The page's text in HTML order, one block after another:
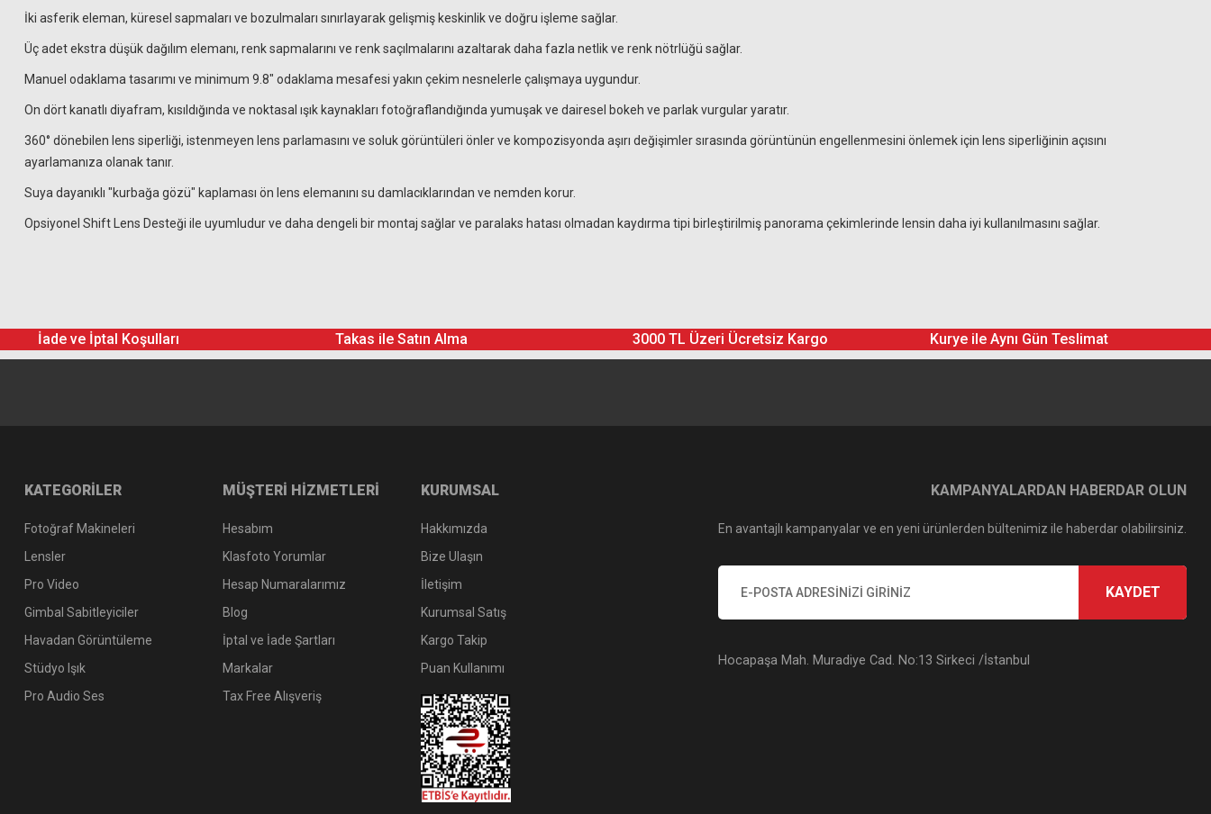
İki asferik eleman, küresel sapmaları ve bozulmaları sınırlayarak gelişmiş keskinlik ve doğru işleme sağlar.
Üç adet ekstra düşük dağılım elemanı, renk sapmalarını ve renk saçılmalarını azaltarak daha fazla netlik ve renk nötrlüğü sağlar.
Manuel odaklama tasarımı ve minimum 9.8" odaklama mesafesi yakın çekim nesnelerle çalışmaya uygundur.
On dört kanatlı diyafram, kısıldığında ve noktasal ışık kaynakları fotoğraflandığında yumuşak ve dairesel bokeh ve parlak vurgular yaratır.
360° dönebilen lens siperliği, istenmeyen lens parlamasını ve soluk görüntüleri önler ve kompozisyonda aşırı değişimler sırasında görüntünün engellenmesini önlemek için lens siperliğinin açısını
ayarlamanıza olanak tanır.
Suya dayanıklı "kurbağa gözü" kaplaması ön lens elemanını su damlacıklarından ve nemden korur.
Opsiyonel Shift Lens Desteği ile uyumludur ve daha dengeli bir montaj sağlar ve paralaks hatası olmadan kaydırma tipi birleştirilmiş panorama çekimlerinde lensin daha iyi kullanılmasını sağlar.
İade ve İptal Koşulları Takas ile Satın Alma 3000 TL Üzeri Ücretsiz Kargo Kurye ile Aynı Gün Teslimat
KATEGORİLER
Fotoğraf Makineleri
Lensler
Pro Video
Gimbal Sabitleyiciler
Havadan Görüntüleme
Stüdyo Işık
Pro Audio Ses
MÜŞTERİ HİZMETLERİ
Hesabım
Klasfoto Yorumlar
Hesap Numaralarımız
Blog
İptal ve İade Şartları
Markalar
Tax Free Alışveriş
KURUMSAL
Hakkımızda
Bize Ulaşın
İletişim
Kurumsal Satış
Kargo Takip
Puan Kullanımı
KAMPANYALARDAN HABERDAR OLUN
En avantajlı kampanyalar ve en yeni ürünlerden bültenimiz ile haberdar olabilirsiniz.
KAYDET
Hocapaşa Mah. Muradiye Cad. No:13 Sirkeci /İstanbul